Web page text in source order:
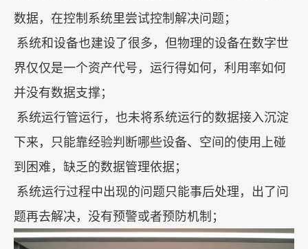
数据，在控制系统里尝试控制解决问题；
系统和设备也建设了很多，但物理的设备在数字世
界仅仅是一个资产代号，运行得如何，利用率如何
并没有数据支撑；
系统运行管运行，也未将系统运行的数据接入沉淀
下来，只能靠经验判断哪些设备、空间的使用上碰
到困难，缺乏的数据管理依据；
系统运行过程中出现的问题只能事后处理，出了问
题再去解决，没有预警或者预防机制；